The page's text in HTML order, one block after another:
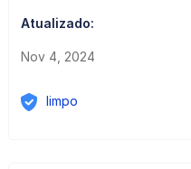
Atualizado:
Nov 4, 2024
limpo